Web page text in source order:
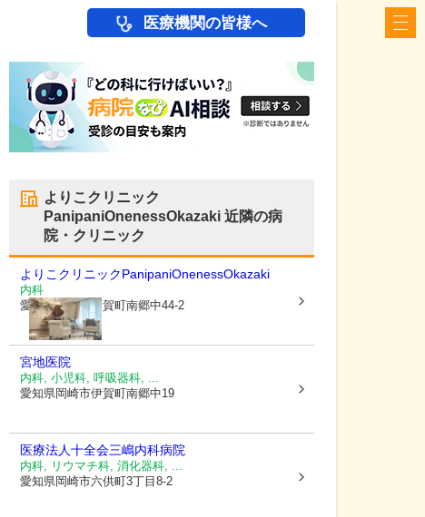
医療機関の皆様へ
よりこクリニック
PanipaniOnenessOkazaki 近隣の病
院・クリニック
よりこクリニックPanipaniOnenessOkazaki
内科
愛知県岡崎市伊賀町南郷中44-2
宮地医院
内科, 小児科, 呼吸器科, ...
愛知県岡崎市伊賀町南郷中19
医療法人十全会三嶋内科病院
内科, リウマチ科, 消化器科, ...
愛知県岡崎市六供町3丁目8-2